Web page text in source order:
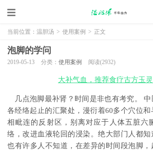
当前位置： 温胆汤 > 使用案例 > 正文
泡脚的学问
2019-05-13 分类： 使用案例 阅读(2932)
大补气血，推荐食疗古方玉
几点泡脚最补肾？时间是非也有考究。­ 中
各经络起止的汇聚处，漫衍着60多个穴位
相毗连的反射区，别离对应于人体五脏六
络，改进血液轮回的浸染。绝大部门人都知
也有许多人不知道，在差异的时间段泡脚，